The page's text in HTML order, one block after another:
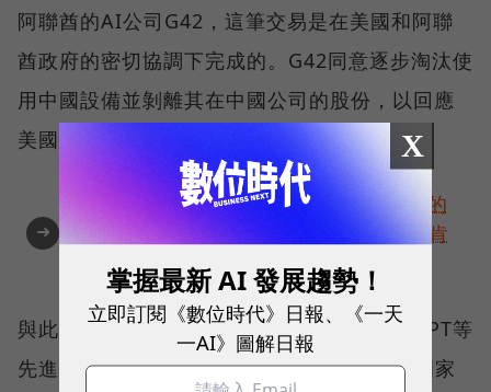
阿聯酋的AI公司G42，這筆交易是在美國和阿聯
酋政府的密切協調下完成的。G42同意逐步淘汰使
用中國設備並剝離其在中國公司的股份，以回應
美國方面的擔憂。
➜
你的改變值得被看見🔥最具全球市場潛能的
創新實踐！立即報名100 MVP，挑戰雙獎肯
與此同時，微軟與OpenAI合作推出的ChatGPT等
先進AI模型已經被證實在網路安全領域中被國家
X
掌握最新 AI 發展趨勢！
立即訂閱《數位時代》日報、《一天
一AI》圖解日報